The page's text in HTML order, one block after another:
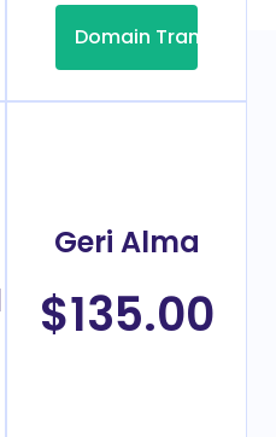
Domain Transfer
Geri Alma
$135.00